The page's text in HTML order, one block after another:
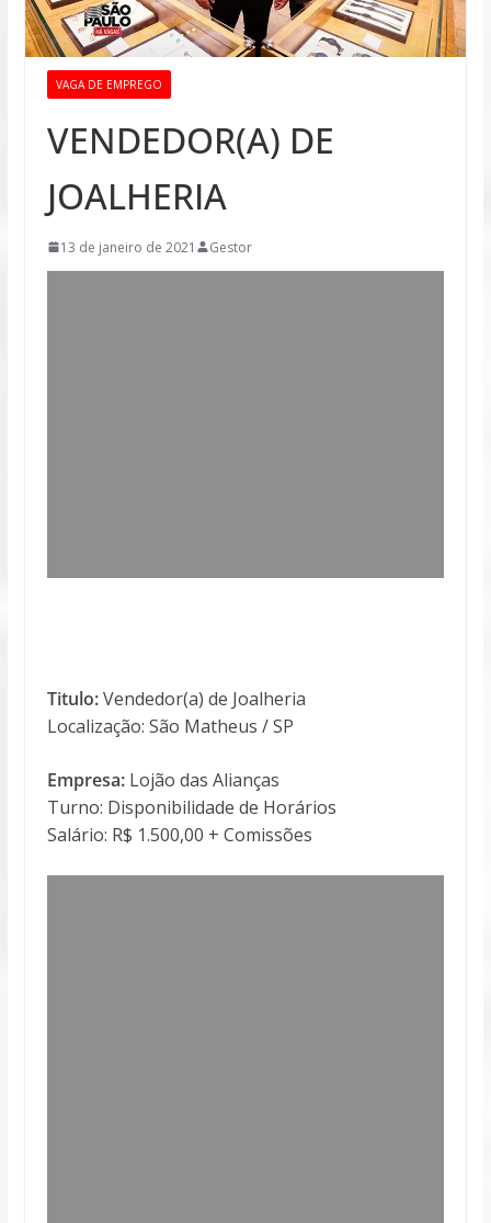
VAGA DE EMPREGO
VENDEDOR(A) DE
JOALHERIA
13 de janeiro de 2021 Gestor
Titulo:Vendedor(a) de Joalheria
Localização: São Matheus / SP
Empresa:Lojão das Alianças
Turno: Disponibilidade de Horários
Salário: R$ 1.500,00 + Comissões